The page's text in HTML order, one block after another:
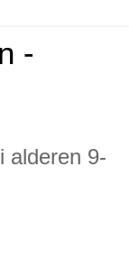
-
alderen 9-